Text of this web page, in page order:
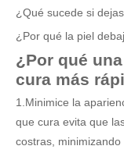
¿Qué sucede si
¿Por qué la piel
¿Por qué
cura más
1.Minimice la
que cura evita que
costras,